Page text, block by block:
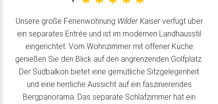
Unsere große Ferienwohnung Wilder Kaiserverfügt über
ein separates Entrée und ist im modernen Landhausstil
eingerichtet. Vom Wohnzimmer mit offener Küche
genießen Sie den Blick auf den angrenzenden Golfplatz.
Der Südbalkon bietet eine gemütliche Sitzgelegenheit
und eine herrliche Aussicht auf ein faszinierendes
Bergpanorama. Das separate Schlafzimmer hat ein